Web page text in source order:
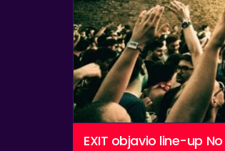
EXIT objavio line-up